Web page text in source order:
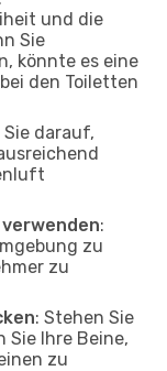
und die
Sie
könnte es eine
den Toiletten
darauf,
:
zu
zu
: Stehen Sie
Ihre Beine,
zu